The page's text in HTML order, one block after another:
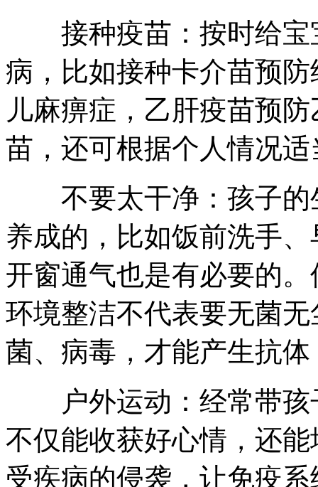
接种疫苗：按时给宝
病，比如接种卡介苗预
儿麻痹症，乙肝疫苗预
苗，还可根据个人情况
不要太干净：孩子的
养成的，比如饭前洗手
开窗通气也是有必要的
环境整洁不代表要无菌
菌、病毒，才能产生抗
户外运动：经常带孩
不仅能收获好心情，还
受疾病的侵袭，让免疫